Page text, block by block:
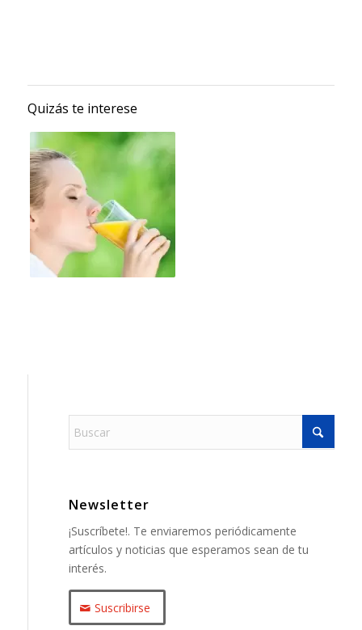
Quizás te interese
Newsletter
¡Suscríbete!. Te enviaremos periódicamente
artículos y noticias que esperamos sean de tu
interés.
Suscribirse